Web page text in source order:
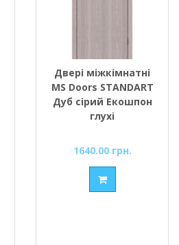
Двері міжкімнатні
MS Doors STANDART
Дуб сірий Екошпон
глухі
1640.00 грн.